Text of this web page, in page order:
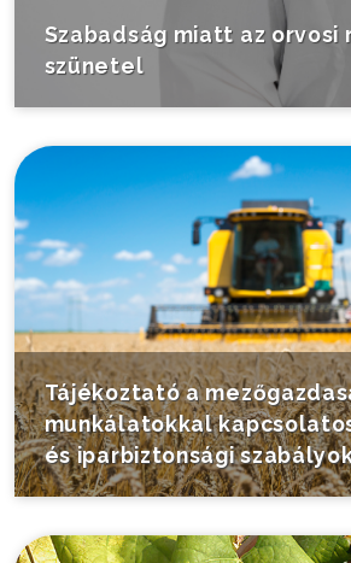
Szabadság miatt az orvosi
szünetel
Tájékoztató a
munkálatokkal
és iparbiztonsági